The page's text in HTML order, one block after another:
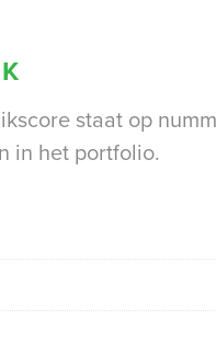
staat op
in het portfolio.